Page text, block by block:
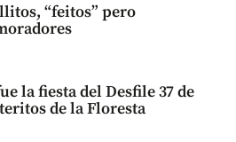
“feitos” pero
la fiesta del Desfile 37 de
de la Floresta